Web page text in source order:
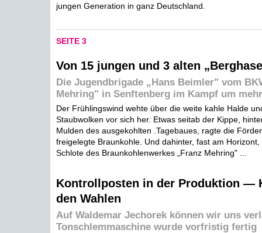
jungen Generation in ganz Deutschland.
SEITE 3
Von 15 jungen und 3 alten
Die Jugendbrigade „Hans Beimler" vom
Mehring" in Senftenberg im Kampf um
Der Frühlingswind wehte über die weite kahle Halde
Staubwolken vor sich her. Etwas seitab der Kippe,
Mulden des ausgekohlten .Tagebaues, ragte die
freigelegte Braunkohle. Und dahinter, fast am
Schlote des Braunkohlenwerkes „Franz Mehring" ...
Kontrollposten in der Produktion —
den Wahlen
Auf Waldemar Jechorek können wir uns
Tonschlemmaschine wurde vorfristig fertig